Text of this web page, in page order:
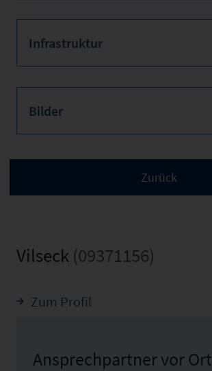
Infrastruktur
Bilder
Vilseck (09371156)
Zum Profil
Ansprechpartner vor Ort